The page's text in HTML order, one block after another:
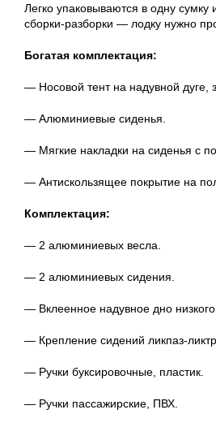
Легко упаковываются в одну
сборки-разборки — лодку нужно
Богатая комплектация:
— Носовой тент на надувной
— Алюминиевые сиденья.
— Мягкие накладки на сиденья с
— Антискользящее покрытие на
Комплектация:
— 2 алюминиевых весла.
— 2 алюминиевых сидения.
— Вклеенное надувное дно низкого
— Крепление сидений ликпаз-
— Ручки буксировочные, пластик.
— Ручки пассажирские, ПВХ.